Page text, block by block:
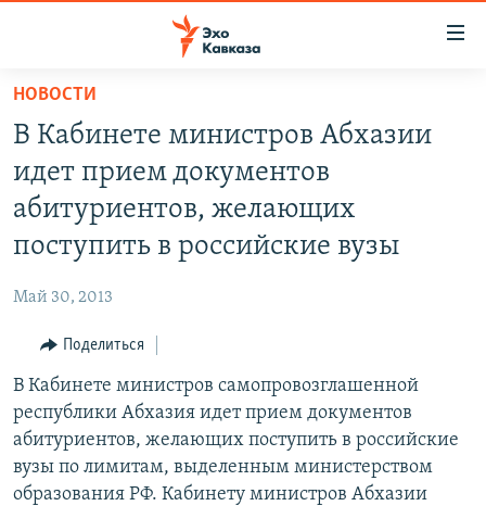
Вернуться
основному
содержанию
Вернутся
главной
Вернутся
поиску
НОВОСТИ
СУХУМИ
АРМЕНИЯ
АЗЕРБАЙДЖАН
ПОЛИТИКА
ЭКОНОМИКА
ОБЩЕСТВО
КУЛЬТУРА
РУБРИКИ
НЕКРУГЛЫЙ СТОЛ
ГОСТЬ НЕДЕЛИ
ПОЗИЦИЯ
МУЛЬТИМЕДИА
ВИДЕО
ФОТО
АУДИО
ПОДКАСТЫ
ПРИСОЕДИНЯЙТЕСЬ!
НОВОСТИ
В Кабинете министров Абхазии
идет прием документов
абитуриентов, желающих
поступить в российские вузы
Май 30, 2013
Поделиться
В Кабинете министров самопровозглашенной
республики Абхазия идет прием документов
абитуриентов, желающих поступить в российские
вузы по лимитам, выделенным министерством
образования РФ. Кабинету министров Абхазии